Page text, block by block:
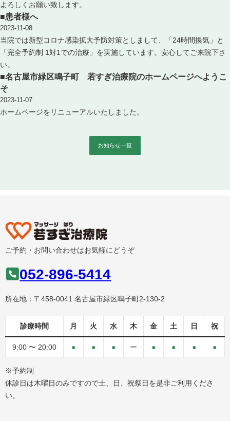
よろしくお願い致します。
■患者様へ
2023-11-08
当院では新型コロナ感染拡大予防対策としまして、「24時間換気」と
「完全予約制 1対1での治療」を実施しています。安心してご来院下さ
い。
■名古屋市緑区鳴子町 若すぎ治療院のホームページへようこ
そ
2023-11-07
ホームページをリニューアルいたしました。
お知らせ一覧
ご予約・お問い合わせはお気軽にどうぞ
052-896-5414
所在地：〒458-0041 名古屋市緑区鳴子町2-130-2
診療時間 月 火 水 木 金 土 日 祝
9:00 〜 20:00 ● ● ● ー ● ● ● ●
※予約制
休診日は木曜日のみですので土、日、祝祭日を是非ご利用くださ
い。